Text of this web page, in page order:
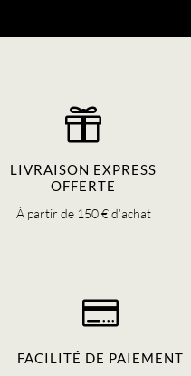

LIVRAISON EXPRESS
OFFERTE
À partir de 150 € d’achat

FACILITÉ DE PAIEMENT